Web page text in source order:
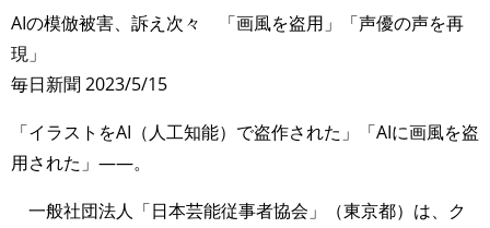
AIの模倣被害、訴え次々 「画風を盗用」「声優の声を再
現」
毎日新聞 2023/5/15
「イラストをAI（人工知能）で盗作された」「AIに画風を盗
用された」――。
一般社団法人「日本芸能従事者協会」（東京都）は、ク